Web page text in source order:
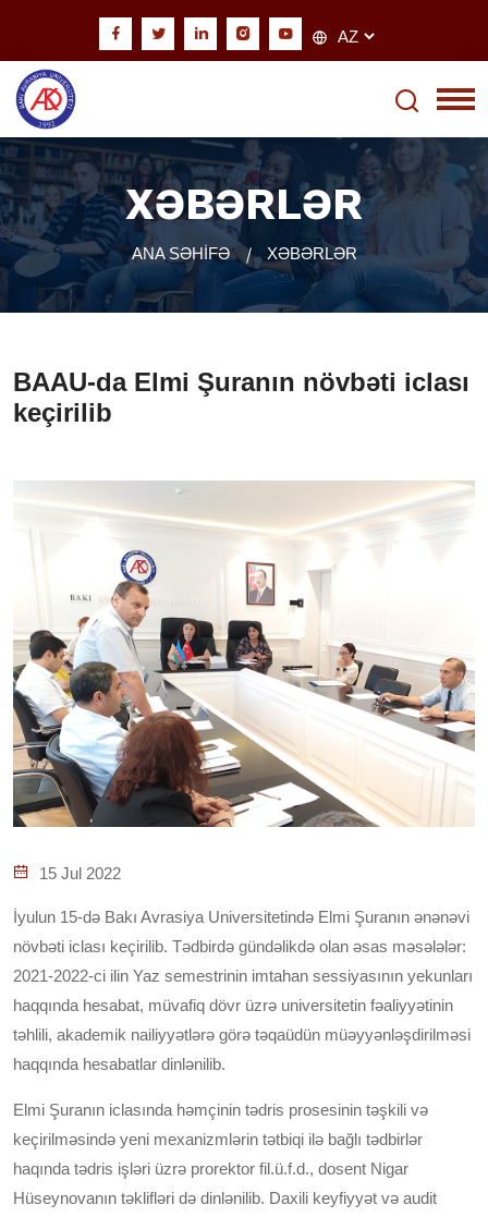
XƏBƏRLƏR
ANA SƏHİFƏ XƏBƏRLƏR
BAAU-da Elmi Şuranın növbəti iclası
keçirilib
15 Jul 2022
İyulun 15-də Bakı Avrasiya Universitetində Elmi Şuranın ənənəvi
növbəti iclası keçirilib. Tədbirdə gündəlikdə olan əsas məsələlər:
2021-2022-ci ilin Yaz semestrinin imtahan sessiyasının yekunları
haqqında hesabat, müvafiq dövr üzrə universitetin fəaliyyətinin
təhlili, akademik nailiyyətlərə görə təqaüdün müəyyənləşdirilməsi
haqqında hesabatlar dinlənilib.
Elmi Şuranın iclasında həmçinin tədris prosesinin təşkili və
keçirilməsində yeni mexanizmlərin tətbiqi ilə bağlı tədbirlər
haqında tədris işləri üzrə prorektor fil.ü.f.d., dosent Nigar
Hüseynovanın təklifləri də dinlənilib. Daxili keyfiyyət və audit